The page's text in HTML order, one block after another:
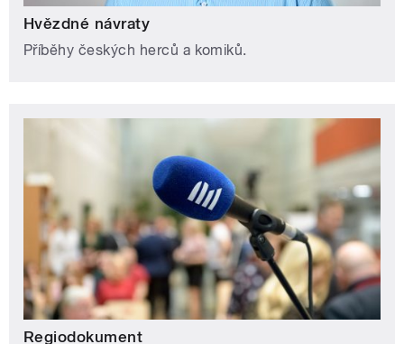
Hvězdné návraty
Příběhy českých herců a komiků.
Regiodokument